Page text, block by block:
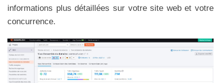
informations plus détaillées sur votre site web et votre
concurrence.